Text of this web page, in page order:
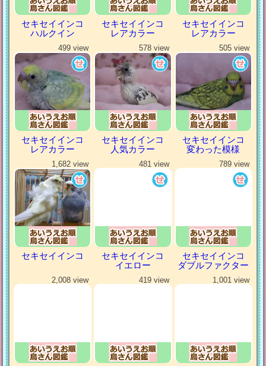
セキセイインコ
ハルクイン
セキセイインコ
レアカラー
セキセイインコ
レアカラー
499 view
セキセイインコ
レアカラー
578 view
セキセイインコ
人気カラー
505 view
セキセイインコ
変わった模様
1,682 view
セキセイインコ
481 view
セキセイインコ
イエロー
789 view
セキセイインコ
ダブルファクター
2,008 view 419 view 1,001 view